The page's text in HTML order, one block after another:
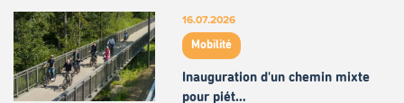
16.07.2026
Mobilité
Inauguration d'un chemin mixte
pour piét…